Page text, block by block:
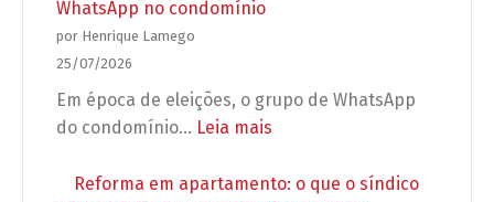
WhatsApp no condomínio
por Henrique Lamego
25/07/2026
Em época de eleições, o grupo de WhatsApp
do condomínio… Leia mais
para
Reforma em apartamento: o que o síndico